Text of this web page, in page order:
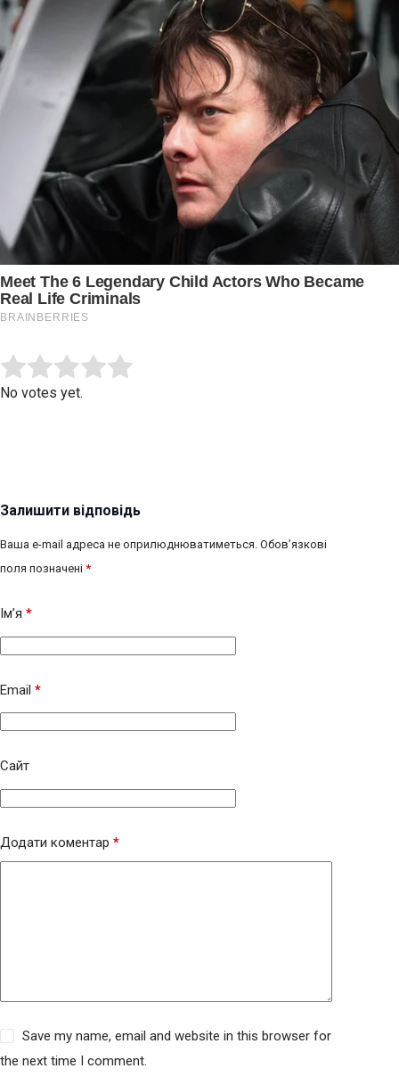
Rate this item:
No votes yet.
Залишити відповідь
Ваша e-mail адреса не оприлюднюватиметься. Обов’язкові
поля позначені *
Ім’я *
Email *
Сайт
Додати коментар *
Save my name, email and website in this browser for
the next time I comment.